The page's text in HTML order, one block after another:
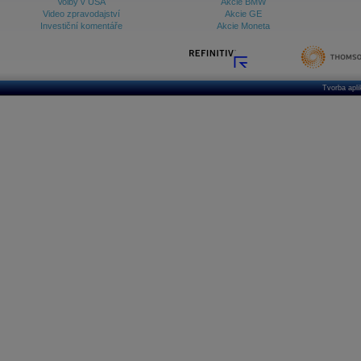
Video zpravodajství
Investiční komentáře
Akcie GE
Akcie Moneta
Tvorba